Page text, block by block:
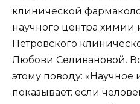
клинической
научного центра химии
Петровского
Любови Селивановой.
этому поводу: «Научное
показывает: если